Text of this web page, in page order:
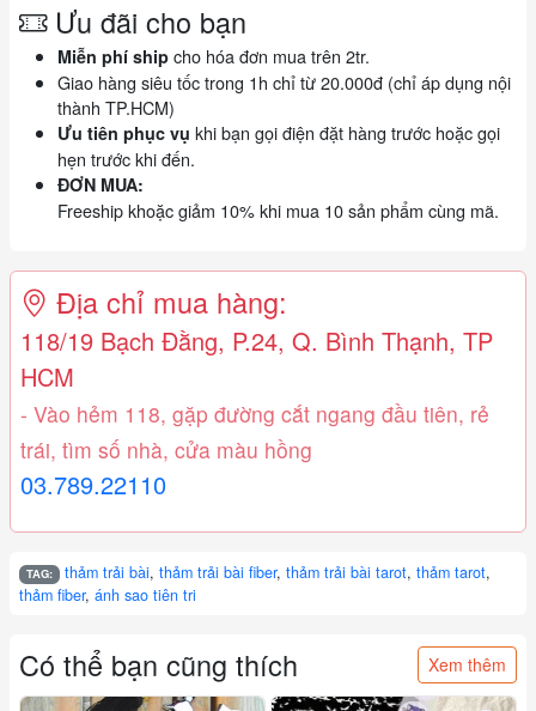
Ưu đãi cho bạn
Miễn phí ship cho hóa đơn mua trên 2tr.
Giao hàng siêu tốc trong 1h chỉ từ 20.000đ (chỉ áp dụng nội
thành TP.HCM)
Ưu tiên phục vụ khi bạn gọi điện đặt hàng trước hoặc gọi
hẹn trước khi đến.
ĐƠN MUA:
Freeship khoặc giảm 10% khi mua 10 sản phẩm cùng mã.
Địa chỉ mua hàng:
118/19 Bạch Đằng, P.24, Q. Bình Thạnh, TP
HCM
- Vào hẻm 118, gặp đường cắt ngang đầu tiên, rẻ
trái, tìm số nhà, cửa màu hồng
03.789.22110
TAG: thảm trải bài,thảm trải bài fiber,thảm trải bài tarot,thảm tarot,
thảm fiber, ánh sao tiên tri
Có thể bạn cũng thích Xem thêm